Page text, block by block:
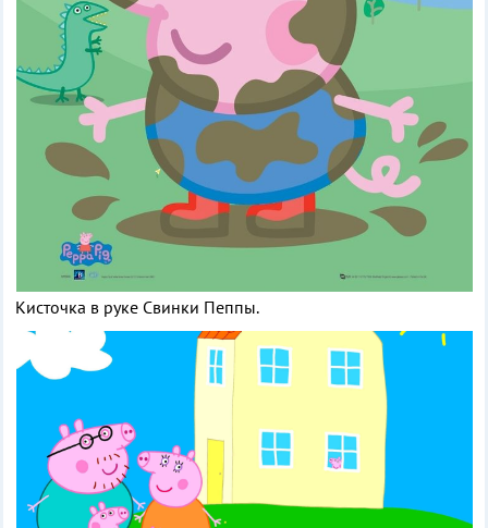
Кисточка в руке Свинки Пеппы.